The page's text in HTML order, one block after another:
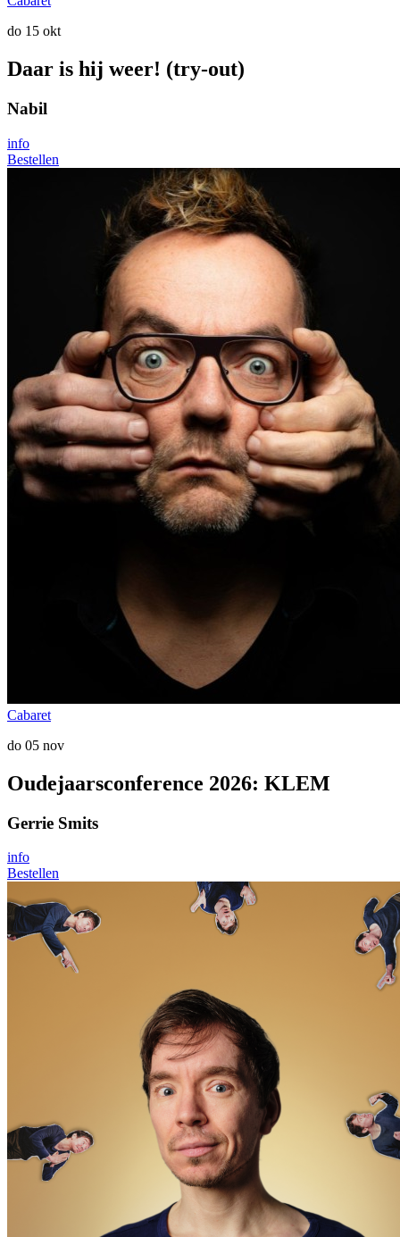
do 15 okt
Daar is hij weer! (try-out)
Nabil
info
Bestellen
Cabaret
do 05 nov
Oudejaarsconference 2026: KLEM
Gerrie Smits
info
Bestellen